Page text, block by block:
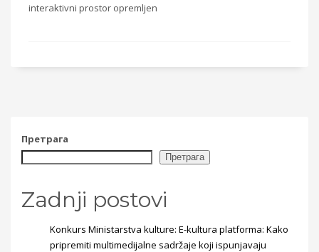
interaktivni prostor opremljen
Претрага
Претрага
Zadnji postovi
Konkurs Ministarstva kulture: E-kultura platforma: Kako
pripremiti multimedijalne sadržaje koji ispunjavaju